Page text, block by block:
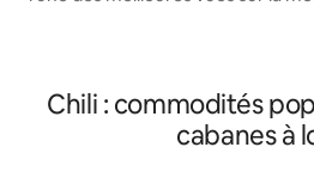
distance ou les familles. ✔ Wifi rapide ✔
Cuisine entièrement équipée ✔
Chili : commodités
cabanes à